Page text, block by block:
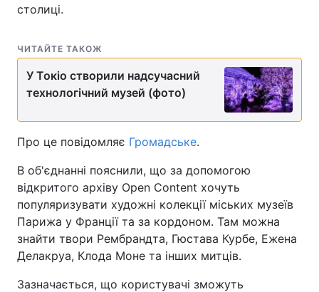
столиці.
ЧИТАЙТЕ ТАКОЖ
У Токіо створили надсучасний
технологічний музей (фото)
Про це повідомляє Громадське.
В об'єднанні пояснили, що за допомогою
відкритого архіву Open Content хочуть
популяризувати художні колекції міських музеїв
Парижа у Франції та за кордоном. Там можна
знайти твори Рембрандта, Гюстава Курбе, Ежена
Делакруа, Клода Моне та інших митців.
Зазначається, що користувачі зможуть